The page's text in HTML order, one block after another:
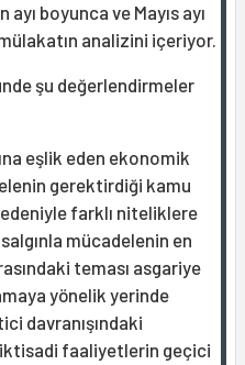
boyunca ve Mayıs ayı
analizini içeriyor.
şu değerlendirmeler
eşlik eden ekonomik
gerektirdiği kamu
farklı niteliklere
mücadelenin en
teması asgariye
yönelik yerinde
davranışındaki
faaliyetlerin geçici